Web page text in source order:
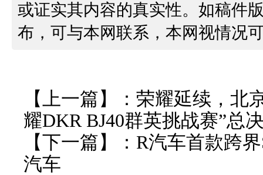
或证实其内容的真实性。如稿件
布，可与本网联系，本网视情况
【上一篇】： 荣耀延续，北
耀DKR BJ40群英挑战赛”总
【下一篇】： R汽车首款跨
汽车